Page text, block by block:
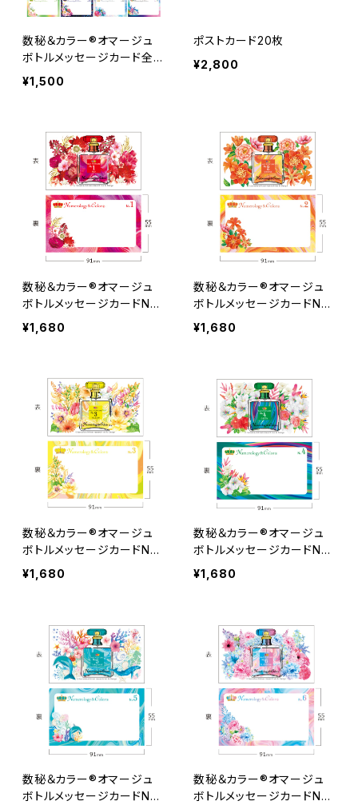
数秘＆カラー®オマージュ
ボトルメッセージカード全N
¥1,500
ポストカード20枚
¥2,800
数秘＆カラー®オマージュ
ボトルメッセージカードNo.
１ 30枚
¥1,680
数秘＆カラー®オマージュ
ボトルメッセージカードNo.
２ 30枚
¥1,680
数秘＆カラー®オマージュ
ボトルメッセージカードNo.
３ 30枚
¥1,680
数秘＆カラー®オマージュ
ボトルメッセージカードNo.
４ 30枚
¥1,680
数秘＆カラー®オマージュ
ボトルメッセージカードNo.
数秘＆カラー®オマージュ
ボトルメッセージカードNo.